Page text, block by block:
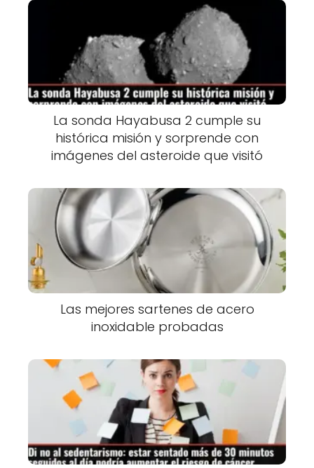
La sonda Hayabusa 2 cumple su
histórica misión y sorprende con
imágenes del asteroide que visitó
Las mejores sartenes de acero
inoxidable probadas